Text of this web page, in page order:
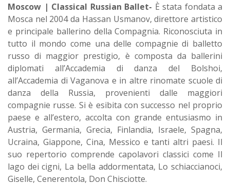
Moscow | Classical Russian Ballet- È stata fondata a
Mosca nel 2004 da Hassan Usmanov, direttore artistico
e principale ballerino della Compagnia. Riconosciuta in
tutto il mondo come una delle compagnie di balletto
russo di maggior prestigio, è composta da ballerini
diplomati all’Accademia di danza del Bolshoi,
all’Accademia di Vaganova e in altre rinomate scuole di
danza della Russia, provenienti dalle maggiori
compagnie russe. Si è esibita con successo nel proprio
paese e all’estero, accolta con grande entusiasmo in
Austria, Germania, Grecia, Finlandia, Israele, Spagna,
Ucraina, Giappone, Cina, Messico e tanti altri paesi. Il
suo repertorio comprende capolavori classici come Il
lago dei cigni, La bella addormentata, Lo schiaccianoci,
Giselle, Cenerentola, Don Chisciotte.